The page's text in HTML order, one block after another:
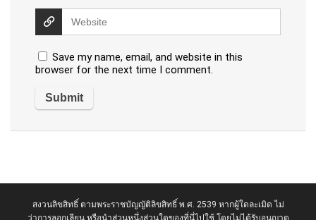
Save my name, email, and website in this
browser for the next time I comment.
สงวนลิขสิทธิ์ ตามพระราชบัญญัติลิขสิทธิ์ พ.ศ. 2539 หากผู้ใดละเมิด ไม่
ว่าการลอกเลียน หรือนำส่วนหนึ่งส่วนใดของที่นี่ไปใช้ โดยไม่ได้รับอนุญาต